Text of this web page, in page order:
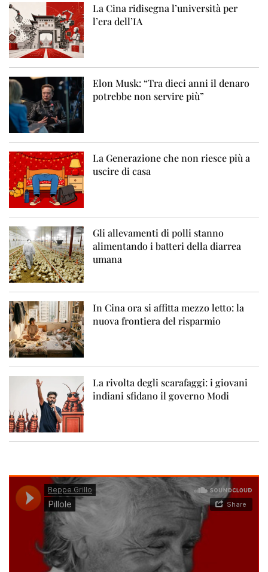
La Cina ridisegna l’università per
l’era dell’IA
Elon Musk: “Tra dieci anni il denaro
potrebbe non servire più”
La Generazione che non riesce più a
uscire di casa
Gli allevamenti di polli stanno
alimentando i batteri della diarrea
umana
In Cina ora si affitta mezzo letto: la
nuova frontiera del risparmio
La rivolta degli scarafaggi: i giovani
indiani sfidano il governo Modi